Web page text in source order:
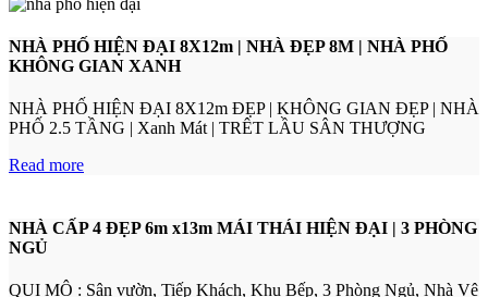
NHÀ PHỐ HIỆN ĐẠI 8X12m | NHÀ ĐẸP 8M | NHÀ PHỐ
KHÔNG GIAN XANH
NHÀ PHỐ HIỆN ĐẠI 8X12m ĐẸP | KHÔNG GIAN ĐẸP | NHÀ
PHỐ 2.5 TẦNG | Xanh Mát | TRÊT LẦU SÂN THƯỢNG
Read more
NHÀ CẤP 4 ĐẸP 6m x13m MÁI THÁI HIỆN ĐẠI | 3 PHÒNG
NGỦ
QUI MÔ : Sân vườn, Tiếp Khách, Khu Bếp, 3 Phòng Ngủ, Nhà Vệ